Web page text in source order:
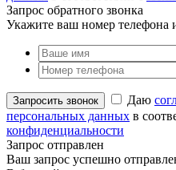
Запрос обратного звонка
Укажите ваш номер телефона
Даю
персональных данных в
конфиденциальности
Запрос отправлен
Ваш запрос успешно